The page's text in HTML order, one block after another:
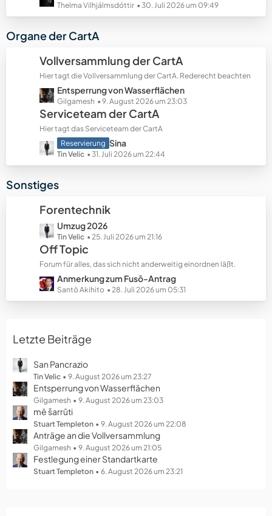
ä
e
e
e
t
r
ä
g
e
e
t
t
e
B
e
i
t
r
ä
g
e
Thelma Vilhjálmsdóttir 30. Juli 2026 um 09:49
Organe der CartA
Vollversammlung der CartA
Hier tagt die Vollversammlung der CartA. Rederecht beachten
L
e
t
z
t
e
B
i
r
ä
g
e
Entsperrung von Wasserflächen
Gilgamesh 9. August 2026 um 23:03
Serviceteam der CartA
Hier tagt das Serviceteam der CartA
L
e
t
t
e
B
e
i
t
r
ä
g
e
Reservierung Sina
Tin Velic 31. Juli 2026 um 22:44
Sonstiges
Forentechnik
L
e
t
z
t
e
B
t
r
g
e
Umzug 2026
Tin Velic 25. Juli 2026 um 21:16
Off Topic
Forum für alles, das sich nicht anderweitig einordnen läßt.
L
e
t
e
e
i
t
r
ä
g
e
Anmerkung zum Fusō-Antrag
Santō Akihito 28. Juli 2026 um 05:31
Letzte Beiträge
San Pancrazio
Tin Velic 9. August 2026 um 23:27
Entsperrung von Wasserflächen
Gilgamesh 9. August 2026 um 23:03
mē šarrūti
Stuart Templeton 9. August 2026 um 22:08
Anträge an die Vollversammlung
Gilgamesh 9. August 2026 um 21:05
Festlegung einer Standartkarte
Stuart Templeton 6. August 2026 um 23:21